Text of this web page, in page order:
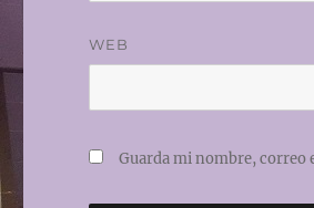
WEB
Guarda mi nombre, correo